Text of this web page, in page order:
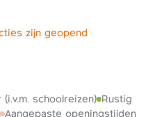
zijn geopend
Aangepaste openingstijden
schoolreizen) Rustig